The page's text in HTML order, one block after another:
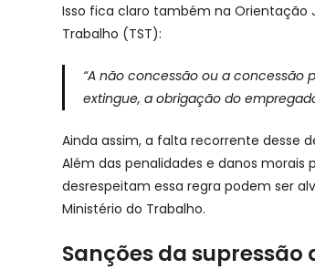
Isso fica claro também na Orientação
Trabalho (TST):
“A não concessão ou a concessão
extingue, a obrigação do
Ainda assim, a falta recorrente desse
Além das penalidades e danos morais
desrespeitam essa regra podem ser
Ministério do Trabalho.
Sanções da